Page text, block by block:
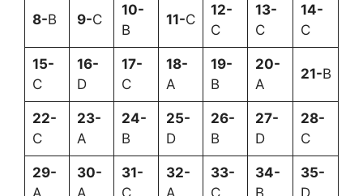
8-B 9-C
10-
B
11-C
12-
C
13-
C
14-
C
15-
C
16-
D
17-
C
18-
A
19-
B
20-
A
21-B
22-
C
23-
A
24-
B
25-
D
26-
B
27-
D
28-
C
29-
A
30-
A
31-
C
32-
A
33-
C
34-
B
35-
D